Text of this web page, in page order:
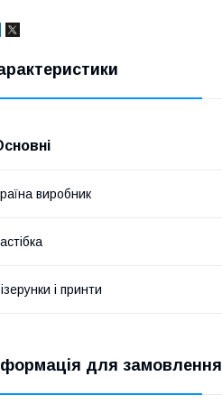
виробник
і принти
для замовлення